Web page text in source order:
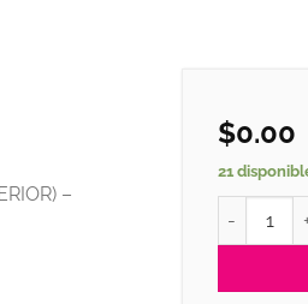
–
$0.00
21